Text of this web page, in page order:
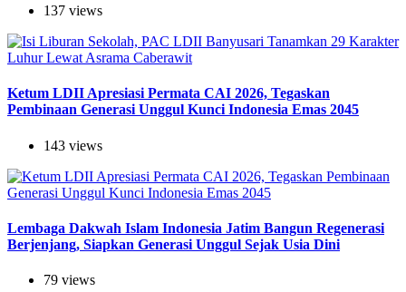
137 views
Ketum LDII Apresiasi Permata CAI 2026, Tegaskan
Pembinaan Generasi Unggul Kunci Indonesia Emas 2045
143 views
Lembaga Dakwah Islam Indonesia Jatim Bangun Regenerasi
Berjenjang, Siapkan Generasi Unggul Sejak Usia Dini
79 views